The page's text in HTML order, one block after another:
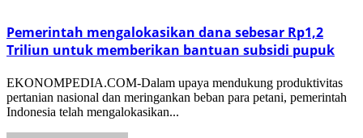
Pemerintah mengalokasikan dana sebesar Rp1,2
Triliun untuk memberikan bantuan subsidi pupuk
EKONOMPEDIA.COM-Dalam upaya mendukung produktivitas
pertanian nasional dan meringankan beban para petani, pemerintah
Indonesia telah mengalokasikan...